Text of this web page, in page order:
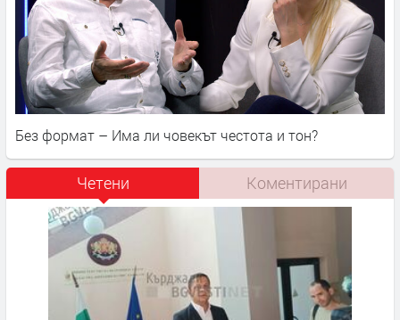
Без формат – Има ли човекът честота и тон?
Четени Коментирани